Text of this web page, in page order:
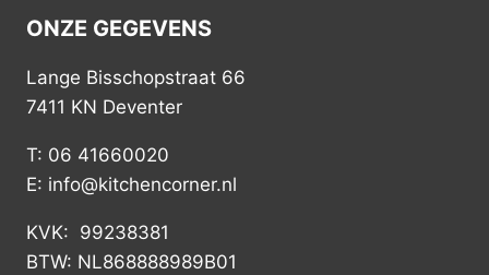
ONZE GEGEVENS
Lange Bisschopstraat 66
7411 KN Deventer
T: 06 41660020
E: info@kitchencorner.nl
KVK: 99238381
BTW: NL868888989B01